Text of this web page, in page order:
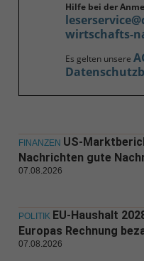
Hilfe bei der
wirtschafts-
Es gelten unsere
FINANZEN US-
Nachrichten gute
07.08.2026
POLITIK EU-Haushalt
Europas Rechnung
07.08.2026